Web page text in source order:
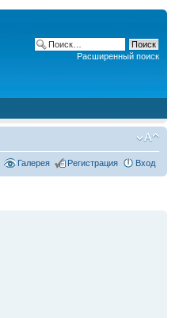
Расширенный поиск
Галерея Регистрация Вход